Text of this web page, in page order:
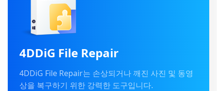
4DDiG File Repair
4DDiG File Repair는 손상되거나 깨진 사진 및 동영
상을 복구하기 위한 강력한 도구입니다.